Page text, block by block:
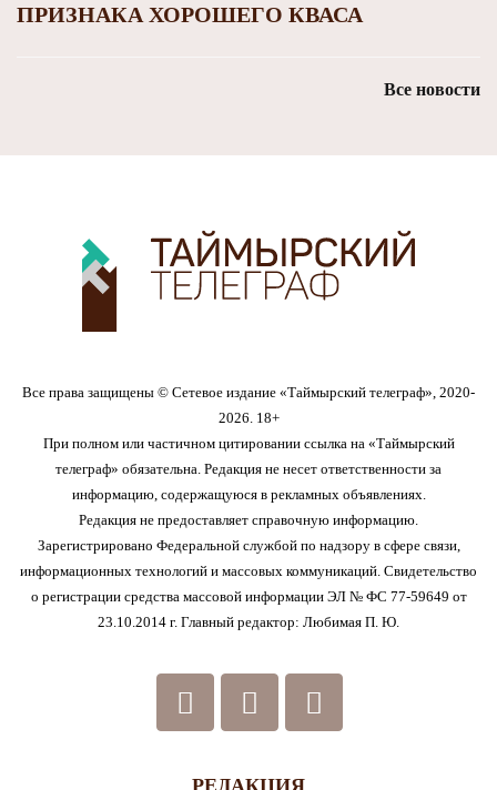
ПРИЗНАКА ХОРОШЕГО КВАСА
Все новости
Все права защищены © Сетевое издание «Таймырский телеграф», 2020-
2026. 18+
При полном или частичном цитировании ссылка на «Таймырский
телеграф» обязательна. Редакция не несет ответственности за
информацию, содержащуюся в рекламных объявлениях.
Редакция не предоставляет справочную информацию.
Зарегистрировано Федеральной службой по надзору в сфере связи,
информационных технологий и массовых коммуникаций. Свидетельство
о регистрации средства массовой информации ЭЛ № ФС 77-59649 от
23.10.2014 г. Главный редактор: Любимая П. Ю.
РЕДАКЦИЯ